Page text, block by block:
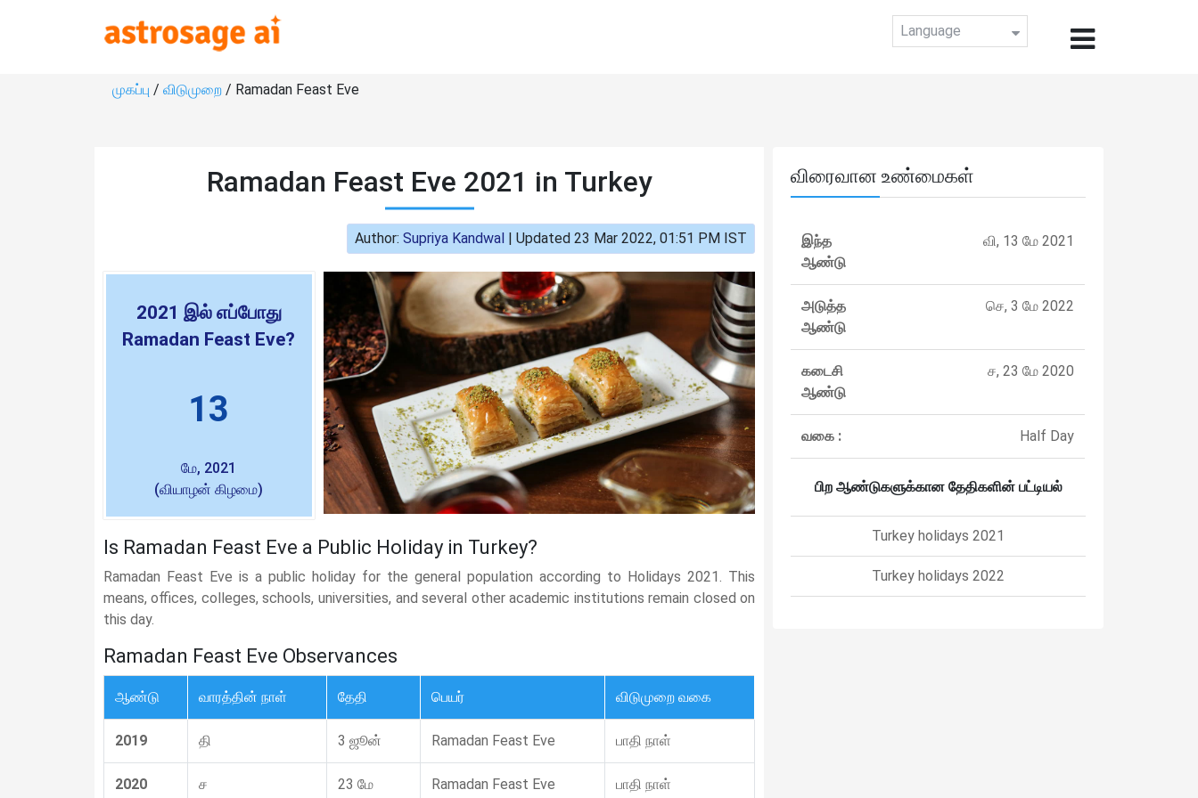
Language
முகப்பு / விடுமுறை / Ramadan Feast Eve
Ramadan Feast Eve 2021 in Turkey
Author:Supriya Kandwal |Updated 23 Mar 2022, 01:51 PM IST
2021 இல் எப்போது
Ramadan Feast Eve?
13
மே, 2021
(வியாழன் கிழமை)
Is Ramadan Feast Eve a Public Holiday in Turkey?
Ramadan Feast Eve is a public holiday for the general population according to Holidays 2021. This
means, offices, colleges, schools, universities, and several other academic institutions remain closed on
this day.
Ramadan Feast Eve Observances
ஆண்டு வாரத்தின் நாள் தேதி பெயர் விடுமுறை வகை
2019 தி 3 ஜூன் Ramadan Feast Eve பாதி நாள்
2020 ச 23 மே Ramadan Feast Eve பாதி நாள்
விரைவான உண்மைகள்
இந்த
ஆண்டு
வி, 13 மே 2021
அடுத்த
ஆண்டு
செ, 3 மே 2022
கடைசி
ஆண்டு
ச, 23 மே 2020
வகை : Half Day
பிற ஆண்டுகளுக்கான தேதிகளின் பட்டியல்
Turkey holidays 2021
Turkey holidays 2022